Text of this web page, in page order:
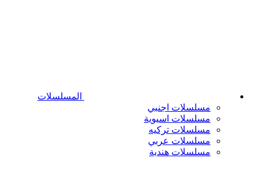
المسلسلات
مسلسلات اجنبي
مسلسلات اسيوية
مسلسلات تركيه
مسلسلات عربي
مسلسلات هندية